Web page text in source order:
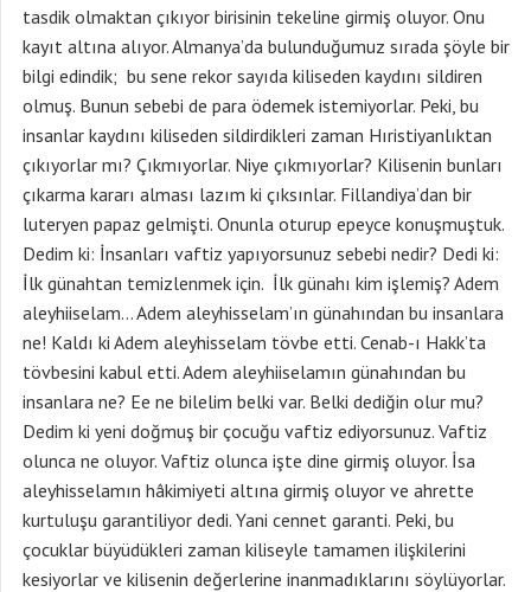
tasdik olmaktan çıkıyor birisinin tekeline girmiş oluyor. Onu
kayıt altına alıyor. Almanya’da bulunduğumuz sırada şöyle bir
bilgi edindik; bu sene rekor sayıda kiliseden kaydını sildiren
olmuş. Bunun sebebi de para ödemek istemiyorlar. Peki, bu
insanlar kaydını kiliseden sildirdikleri zaman Hıristiyanlıktan
çıkıyorlar mı? Çıkmıyorlar. Niye çıkmıyorlar? Kilisenin bunları
çıkarma kararı alması lazım ki çıksınlar. Fillandiya’dan bir
luteryen papaz gelmişti. Onunla oturup epeyce konuşmuştuk.
Dedim ki: İnsanları vaftiz yapıyorsunuz sebebi nedir? Dedi ki:
İlk günahtan temizlenmek için. İlk günahı kim işlemiş? Adem
aleyhiiselam… Adem aleyhisselam’ın günahından bu insanlara
ne! Kaldı ki Adem aleyhisselam tövbe etti. Cenab-ı Hakk’ta
tövbesini kabul etti. Adem aleyhiiselamın günahından bu
insanlara ne? Ee ne bilelim belki var. Belki dediğin olur mu?
Dedim ki yeni doğmuş bir çocuğu vaftiz ediyorsunuz. Vaftiz
olunca ne oluyor. Vaftiz olunca işte dine girmiş oluyor. İsa
aleyhisselamın hâkimiyeti altına girmiş oluyor ve ahrette
kurtuluşu garantiliyor dedi. Yani cennet garanti. Peki, bu
çocuklar büyüdükleri zaman kiliseyle tamamen ilişkilerini
kesiyorlar ve kilisenin değerlerine inanmadıklarını söylüyorlar.